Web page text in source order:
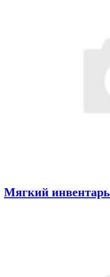
Мягкий инвентарь